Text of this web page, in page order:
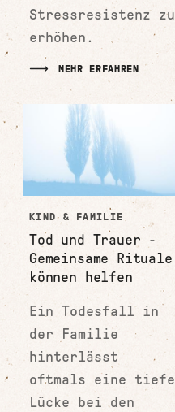
Stressresistenz zu
erhöhen.
MEHR ERFAHREN
KIND & FAMILIE
Tod und Trauer -
Gemeinsame Rituale
können helfen
Ein Todesfall in
der Familie
hinterlässt
oftmals eine tiefe
Lücke bei den